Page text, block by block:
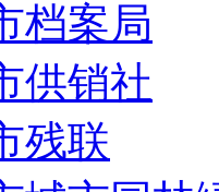
档案局
供销社
残联